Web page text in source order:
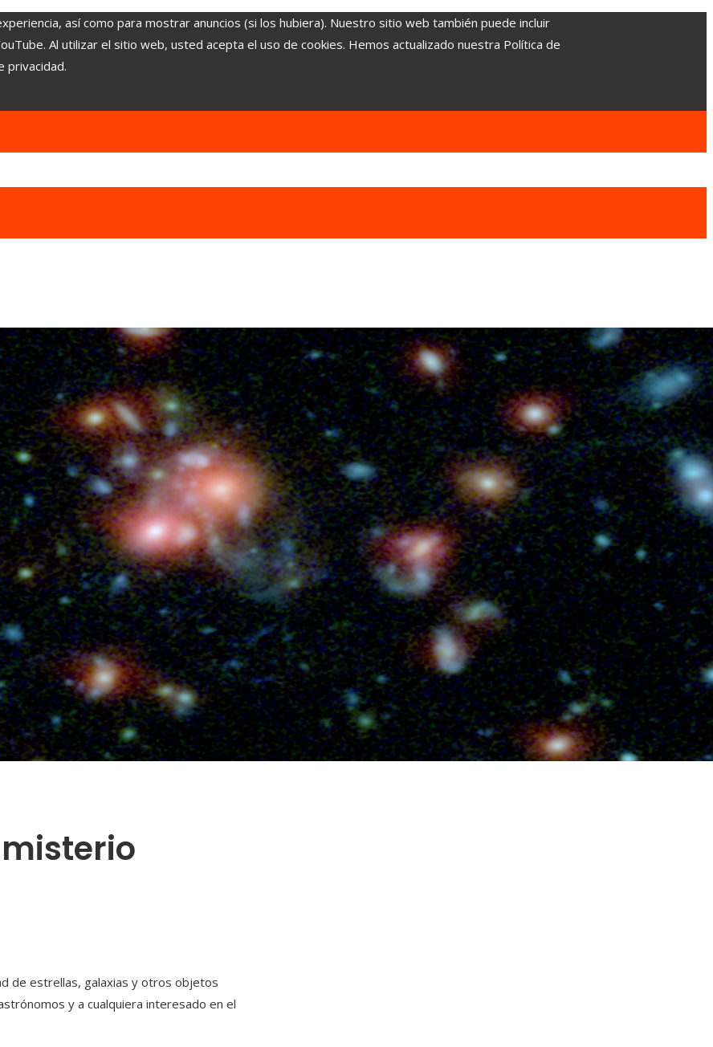
así como para mostrar anuncios (si los hubiera). Nuestro sitio web también puede incluir
Al utilizar el sitio web, usted acepta el uso de cookies. Hemos actualizado nuestra Política de
privacidad.
de estrellas, galaxias y otros objetos
y a cualquiera interesado en el